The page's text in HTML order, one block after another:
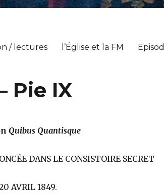
/ lectures l’Église et la FM
Pie IX
Quibus Quantisque
DANS LE CONSISTOIRE SECRET
AVRIL 1849.